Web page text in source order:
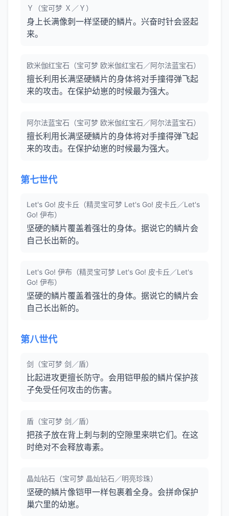
Ｙ（宝可梦 Ｘ／Ｙ）
身上长满像刺一样坚硬的鳞片。兴奋时针会竖起
来。
欧米伽红宝石（宝可梦 欧米伽红宝石／阿尔法蓝宝石）
擅长利用长满坚硬鳞片的身体将对手撞得弹飞起
来的攻击。在保护幼崽的时候最为强大。
阿尔法蓝宝石（宝可梦 欧米伽红宝石／阿尔法蓝宝石）
擅长利用长满坚硬鳞片的身体将对手撞得弹飞起
来的攻击。在保护幼崽的时候最为强大。
第七世代
Let's Go! 皮卡丘（精灵宝可梦 Let's Go! 皮卡丘／Let's
Go! 伊布）
坚硬的鳞片覆盖着强壮的身体。据说它的鳞片会
自己长出新的。
Let's Go! 伊布（精灵宝可梦 Let's Go! 皮卡丘／Let's
Go! 伊布）
坚硬的鳞片覆盖着强壮的身体。据说它的鳞片会
自己长出新的。
第八世代
剑（宝可梦 剑／盾）
比起进攻更擅长防守。会用铠甲般的鳞片保护孩
子免受任何攻击的伤害。
盾（宝可梦 剑／盾）
把孩子放在背上刺与刺的空隙里来哄它们。在这
时绝对不会释放毒素。
晶灿钻石（宝可梦 晶灿钻石／明亮珍珠）
坚硬的鳞片像铠甲一样包裹着全身。会拼命保护
巢穴里的幼崽。